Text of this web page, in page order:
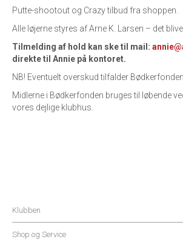
Putte-shootout og Crazy tilbud fra shoppen.
Alle løjerne styres af Arne K. Larsen – det
Tilmelding af hold kan ske til mail:
direkte til Annie på kontoret.
NB! Eventuelt overskud tilfalder Bødkerfonden.
Midlerne i Bødkerfonden bruges til løbende
vores dejlige klubhus.
Klubben
Shop og Service